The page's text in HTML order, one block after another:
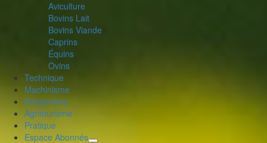
le
menu
enfant
Aviculture
Bovins Lait
Bovins Viande
Caprins
Équins
Ovins
Technique
Machinisme
Entreprises
Agritourisme
Pratique
Espace Abonnés